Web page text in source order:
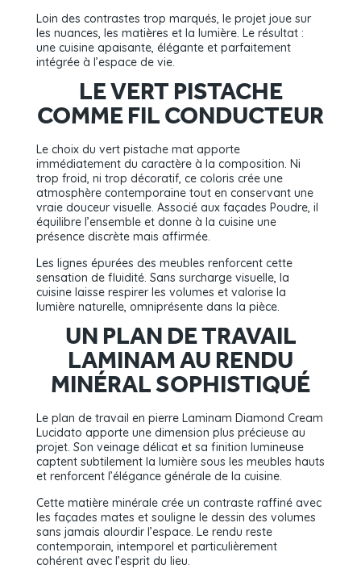
Loin des contrastes trop marqués, le projet joue sur
les nuances, les matières et la lumière. Le résultat :
une cuisine apaisante, élégante et parfaitement
intégrée à l’espace de vie.
LE VERT PISTACHE
COMME FIL CONDUCTEUR
Le choix du vert pistache mat apporte
immédiatement du caractère à la composition. Ni
trop froid, ni trop décoratif, ce coloris crée une
atmosphère contemporaine tout en conservant une
vraie douceur visuelle. Associé aux façades Poudre, il
équilibre l’ensemble et donne à la cuisine une
présence discrète mais affirmée.
Les lignes épurées des meubles renforcent cette
sensation de fluidité. Sans surcharge visuelle, la
cuisine laisse respirer les volumes et valorise la
lumière naturelle, omniprésente dans la pièce.
UN PLAN DE TRAVAIL
LAMINAM AU RENDU
MINÉRAL SOPHISTIQUÉ
Le plan de travail en pierre Laminam Diamond Cream
Lucidato apporte une dimension plus précieuse au
projet. Son veinage délicat et sa finition lumineuse
captent subtilement la lumière sous les meubles hauts
et renforcent l’élégance générale de la cuisine.
Cette matière minérale crée un contraste raffiné avec
les façades mates et souligne le dessin des volumes
sans jamais alourdir l’espace. Le rendu reste
contemporain, intemporel et particulièrement
cohérent avec l’esprit du lieu.